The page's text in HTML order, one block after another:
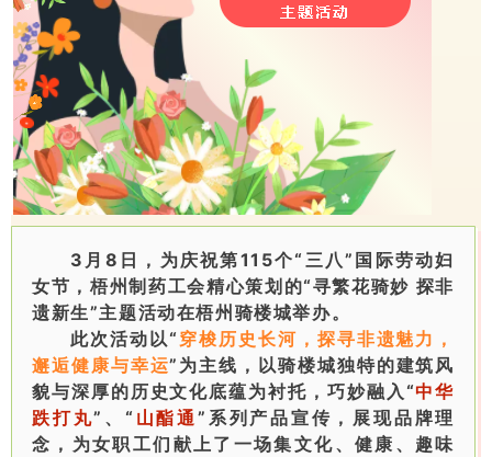
3月8日，为庆祝第115个“三八”国际劳动妇
女节，梧州制药工会精心策划的“寻繁花骑妙 探非
遗新生”主题活动在梧州骑楼城举办。
此次活动以“ 穿梭历史长河，探寻非遗魅力，
邂逅健康与幸运”为主线，以骑楼城独特的建筑风
貌与深厚的历史文化底蕴为衬托，巧妙融入“中华
跌打丸”、“ 山酯通”系列产品宣传，展现品牌理
念，为女职工们献上了一场集文化、健康、趣味